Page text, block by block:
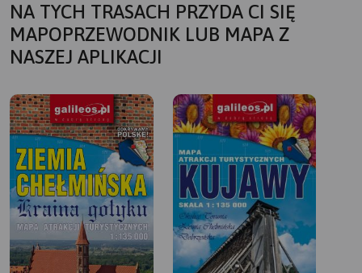
NA TYCH TRASACH PRZYDA CI SIĘ
MAPOPRZEWODNIK LUB MAPA Z
NASZEJ APLIKACJI